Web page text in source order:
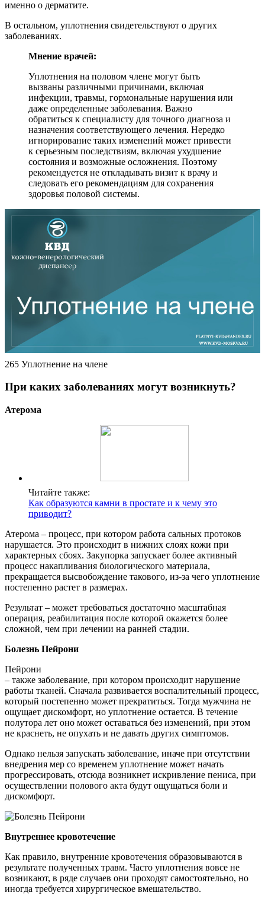
именно о дерматите.
В остальном, уплотнения свидетельствуют о других
заболеваниях.
Мнение врачей:
Уплотнения на половом члене могут быть
вызваны различными причинами, включая
инфекции, травмы, гормональные нарушения или
даже определенные заболевания. Важно
обратиться к специалисту для точного диагноза и
назначения соответствующего лечения. Нередко
игнорирование таких изменений может привести
к серьезным последствиям, включая ухудшение
состояния и возможные осложнения. Поэтому
рекомендуется не откладывать визит к врачу и
следовать его рекомендациям для сохранения
здоровья половой системы.
265 Уплотнение на члене
При каких заболеваниях могут возникнуть?
Атерома
Читайте также:
Как образуются камни в простате и к чему это
приводит?
Атерома – процесс, при котором работа сальных протоков
нарушается. Это происходит в нижних слоях кожи при
характерных сбоях. Закупорка запускает более активный
процесс накапливания биологического материала,
прекращается высвобождение такового, из-за чего уплотнение
постепенно растет в размерах.
Результат – может требоваться достаточно масштабная
операция, реабилитация после которой окажется более
сложной, чем при лечении на ранней стадии.
Болезнь Пейрони
Пейрони
– также заболевание, при котором происходит нарушение
работы тканей. Сначала развивается воспалительный процесс,
который постепенно может прекратиться. Тогда мужчина не
ощущает дискомфорт, но уплотнение остается. В течение
полутора лет оно может оставаться без изменений, при этом
не краснеть, не опухать и не давать других симптомов.
Однако нельзя запускать заболевание, иначе при отсутствии
внедрения мер со временем уплотнение может начать
прогрессировать, отсюда возникнет искривление пениса, при
осуществлении полового акта будут ощущаться боли и
дискомфорт.
Внутреннее кровотечение
Как правило, внутренние кровотечения образовываются в
результате полученных травм. Часто уплотнения вовсе не
возникают, в ряде случаев они проходят самостоятельно, но
иногда требуется хирургическое вмешательство.